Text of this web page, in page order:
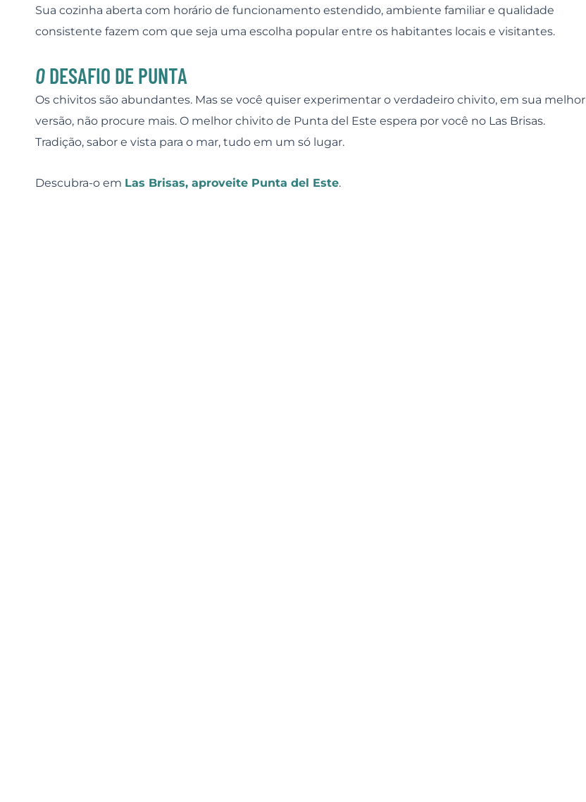
Sua cozinha aberta com horário de funcionamento estendido, ambiente familiar e qualidade
consistente fazem com que seja uma escolha popular entre os habitantes locais e visitantes.
ODESAFIO DE PUNTA
Os chivitos são abundantes. Mas se você quiser experimentar o verdadeiro chivito, em sua melhor
versão, não procure mais. O melhor chivito de Punta del Este espera por você no Las Brisas.
Tradição, sabor e vista para o mar, tudo em um só lugar.
Descubra-o em Las Brisas, aproveite Punta del Este.